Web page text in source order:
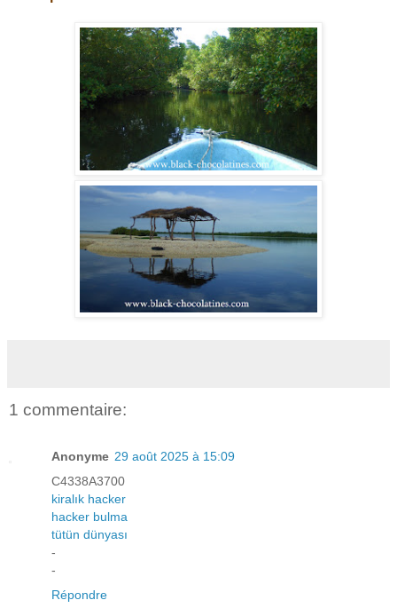
1 commentaire:
Anonyme 29 août 2025 à 15:09
C4338A3700
kiralık hacker
hacker bulma
tütün dünyası
-
-
Répondre